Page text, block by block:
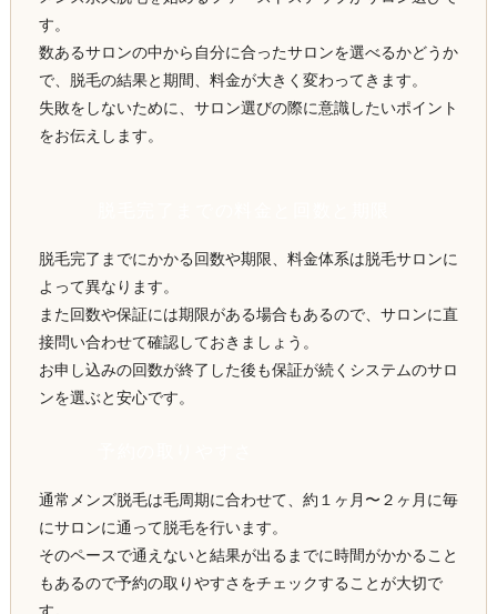
す。
数あるサロンの中から自分に合ったサロンを選べるかどうか
で、脱毛の結果と期間、料金が大きく変わってきます。
失敗をしないために、サロン選びの際に意識したいポイント
をお伝えします。
脱毛完了までにかかる回数や期限、料金体系は脱毛サロンに
よって異なります。
また回数や保証には期限がある場合もあるので、サロンに直
接問い合わせて確認しておきましょう。
お申し込みの回数が終了した後も保証が続くシステムのサロ
ンを選ぶと安心です。
通常メンズ脱毛は毛周期に合わせて、約１ヶ月〜２ヶ月に毎
にサロンに通って脱毛を行います。
そのペースで通えないと結果が出るまでに時間がかかること
もあるので予約の取りやすさをチェックすることが大切で